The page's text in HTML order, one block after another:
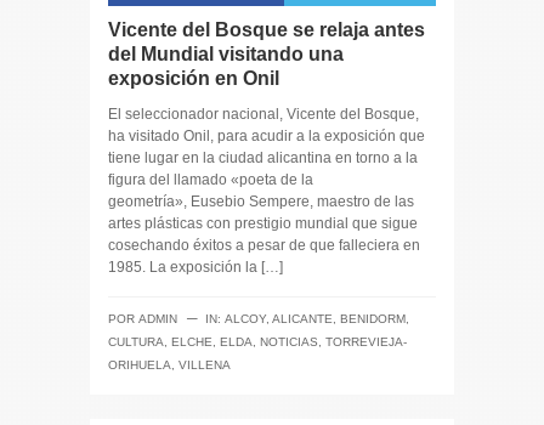
Vicente del Bosque se relaja antes
del Mundial visitando una
exposición en Onil
El seleccionador nacional, Vicente del Bosque,
ha visitado Onil, para acudir a la exposición que
tiene lugar en la ciudad alicantina en torno a la
figura del llamado «poeta de la
geometría», Eusebio Sempere, maestro de las
artes plásticas con prestigio mundial que sigue
cosechando éxitos a pesar de que falleciera en
1985. La exposición la […]
POR ADMIN ─ IN: ALCOY, ALICANTE, BENIDORM,
CULTURA, ELCHE, ELDA, NOTICIAS, TORREVIEJA-
ORIHUELA, VILLENA